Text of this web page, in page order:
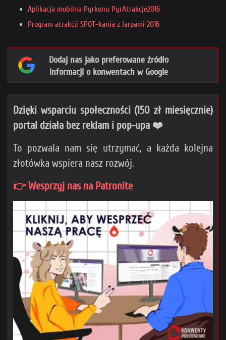
Aplikacja mobilna Pyrkonu PyrAtrakcje2016
Program atrakcji SPOT-kania z larpami 2016
Dodaj nas jako preferowane źródło
informacji o konwentach w Google
Dzięki wsparciu społeczności (150 zł miesięcznie)
portal działa bez reklam i pop-upa ❤️
To pozwala nam się utrzymać, a każda kolejna
złotówka wspiera nasz rozwój.
👉 Wesprzyj nas na Patronite